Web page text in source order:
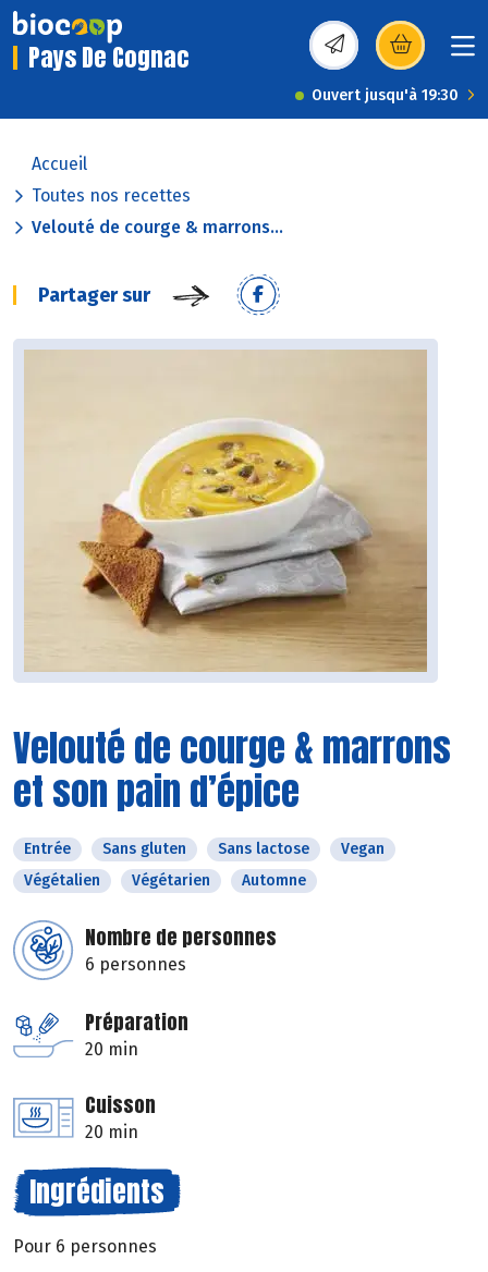
Pays De Cognac (s’ouvre dans une
Ouvert jusqu'à 19:30
Accueil
Toutes nos recettes
Velouté de courge & marrons...
Partager sur
Velouté de courge & marrons
et son pain d’épice
Entrée Sans gluten Sans lactose
Vegan
Végétalien
Végétarien Automne
Nombre de personnes
6 personnes
Préparation
20 min
Cuisson
20 min
Ingrédients
Pour 6 personnes